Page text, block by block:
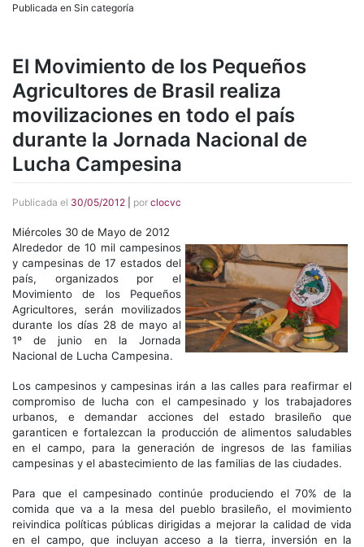
Publicada en Sin categoría
El Movimiento de los Pequeños
Agricultores de Brasil realiza
movilizaciones en todo el país
durante la Jornada Nacional de
Lucha Campesina
Publicada el 30/05/2012 por clocvc
Miércoles 30 de Mayo de 2012
Alrededor de 10 mil campesinos
y campesinas de 17 estados del
país, organizados por el
Movimiento de los Pequeños
Agricultores, serán movilizados
durante los días 28 de mayo al
1º de junio en la Jornada
Nacional de Lucha Campesina.
Los campesinos y campesinas irán a las calles para reafirmar el
compromiso de lucha con el campesinado y los trabajadores
urbanos, e demandar acciones del estado brasileño que
garanticen e fortalezcan la producción de alimentos saludables
en el campo, para la generación de ingresos de las familias
campesinas y el abastecimiento de las familias de las ciudades.
Para que el campesinado continúe produciendo el 70% de la
comida que va a la mesa del pueblo brasileño, el movimiento
reivindica políticas públicas dirigidas a mejorar la calidad de vida
en el campo, que incluyan acceso a la tierra, inversión en la